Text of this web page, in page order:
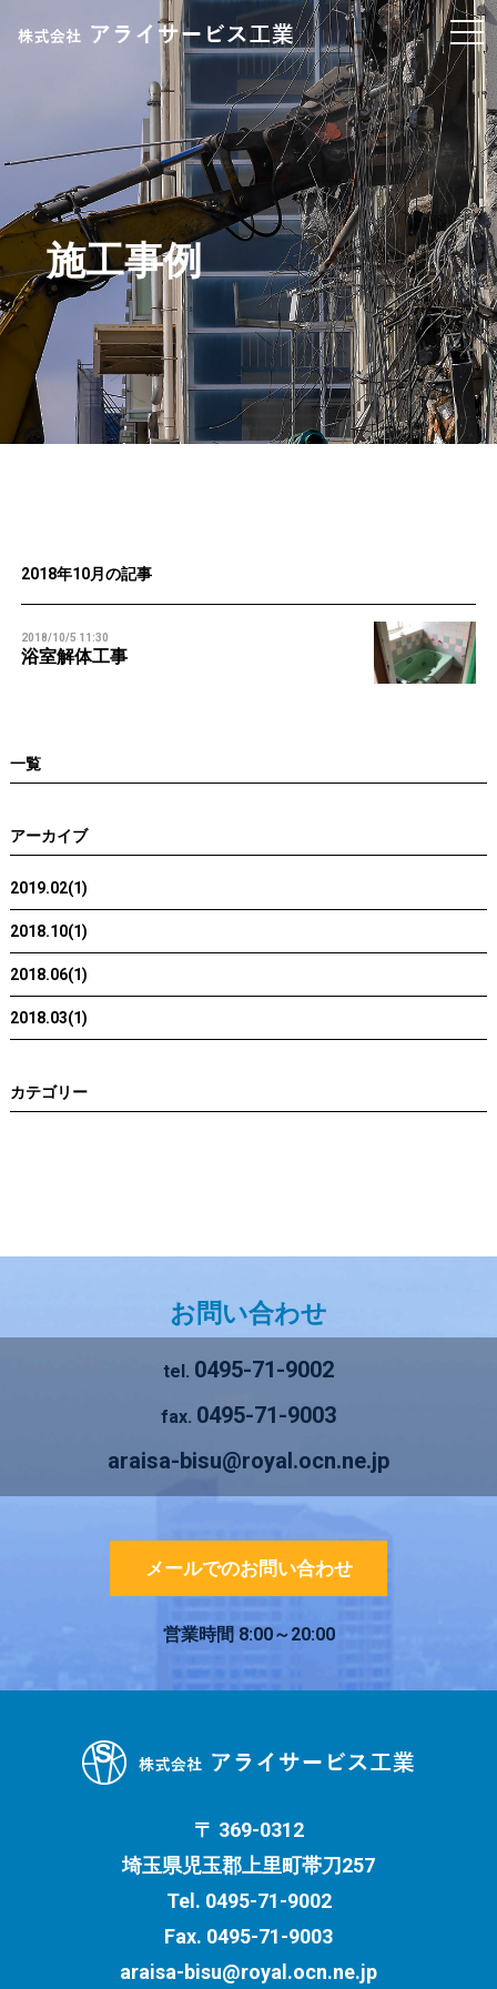
施工事例
2018年10月の記事
2018/10/5 11:30
浴室解体工事
一覧
アーカイブ
2019.02(1)
2018.10(1)
2018.06(1)
2018.03(1)
カテゴリー
お問い合わせ
tel. 0495-71-9002
fax. 0495-71-9003
araisa-bisu@royal.ocn.ne.jp
メールでのお問い合わせ
営業時間 8:00～20:00
〒 369-0312
埼玉県児玉郡上里町帯刀257
Tel. 0495-71-9002
Fax. 0495-71-9003
araisa-bisu@royal.ocn.ne.jp
t
o
g
g
l
e
n
a
v
i
g
a
t
i
o
n